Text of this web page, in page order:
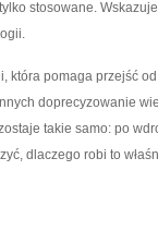
stosowane.
która pomaga przejść
doprecyzowanie
takie samo: po
dlaczego robi to